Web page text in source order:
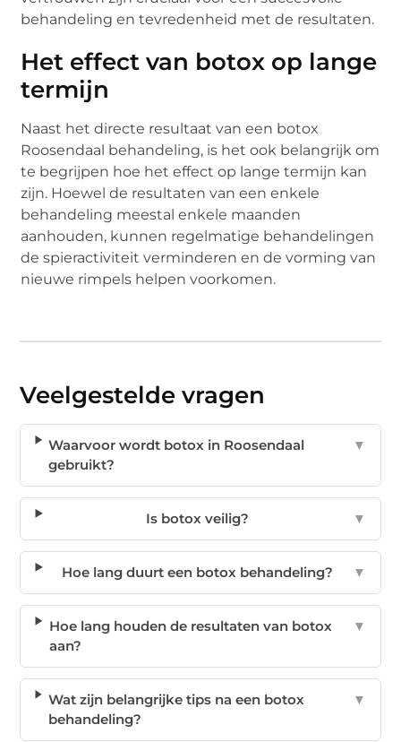
behandeling en tevredenheid met de resultaten.
Het effect van botox op lange
termijn
Naast het directe resultaat van een botox
Roosendaal behandeling, is het ook belangrijk om
te begrijpen hoe het effect op lange termijn kan
zijn. Hoewel de resultaten van een enkele
behandeling meestal enkele maanden
aanhouden, kunnen regelmatige behandelingen
de spieractiviteit verminderen en de vorming van
nieuwe rimpels helpen voorkomen.
Veelgestelde vragen
Waarvoor wordt botox in Roosendaal
gebruikt?
▼
Is botox veilig? ▼
Hoe lang duurt een botox behandeling? ▼
Hoe lang houden de resultaten van botox
aan?
▼
Wat zijn belangrijke tips na een botox
behandeling?
▼